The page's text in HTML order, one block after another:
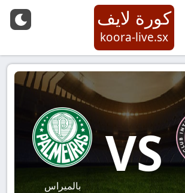
كورة لايف
koora-live.sx
VS
بالميراس